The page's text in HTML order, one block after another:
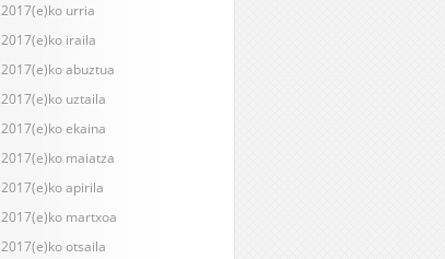
2017(e)ko urria
2017(e)ko iraila
2017(e)ko abuztua
2017(e)ko uztaila
2017(e)ko ekaina
2017(e)ko maiatza
2017(e)ko apirila
2017(e)ko martxoa
2017(e)ko otsaila